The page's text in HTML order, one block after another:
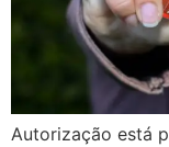
Autorização está